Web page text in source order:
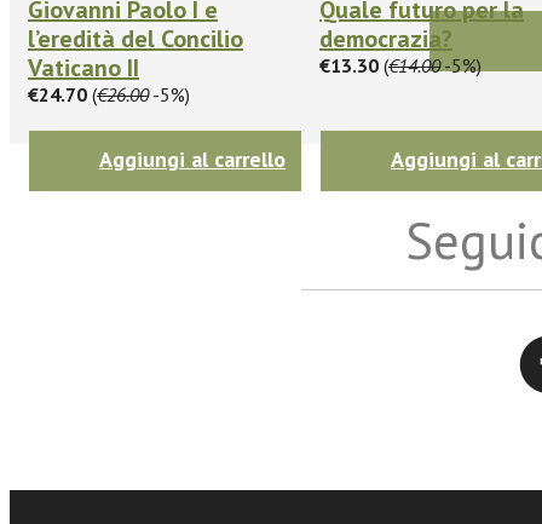
Giovanni Paolo I e
l’eredità del Concilio
Vaticano II
€24.70 (€26.00-5%)
Aggiungi al carrello
Quale futuro per la
democrazia?
€13.30 (€14.00-5%)
Aggiungi al